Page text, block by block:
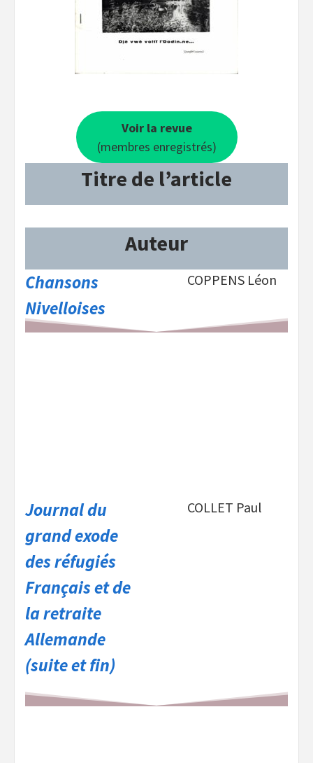
Voir la revue
(membres enregistrés)
Titre de l’article
Auteur
Chansons
Nivelloises
COPPENS Léon
Journal du
grand exode
desréfugiés
Français et de
la retraite
Allemande
(suite et fin)
COLLET Paul